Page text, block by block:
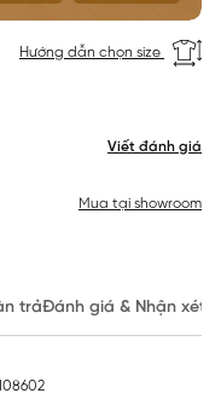
Viết đánh giá
Hướng dẫn chọn size
Mua tại showroom
trảĐánh giá & Nhận xét